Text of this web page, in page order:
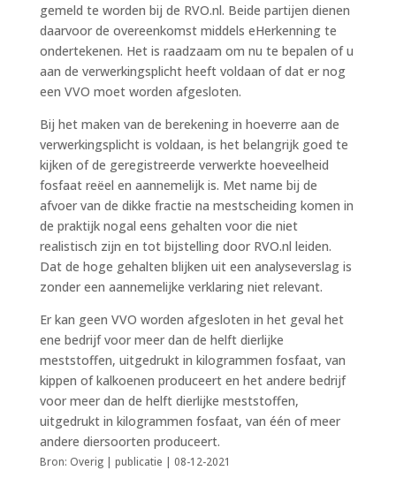
gemeld te worden bij de RVO.nl. Beide partijen dienen
daarvoor de overeenkomst middels eHerkenning te
ondertekenen. Het is raadzaam om nu te bepalen of u
aan de verwerkingsplicht heeft voldaan of dat er nog
een VVO moet worden afgesloten.
Bij het maken van de berekening in hoeverre aan de
verwerkingsplicht is voldaan, is het belangrijk goed te
kijken of de geregistreerde verwerkte hoeveelheid
fosfaat reëel en aannemelijk is. Met name bij de
afvoer van de dikke fractie na mestscheiding komen in
de praktijk nogal eens gehalten voor die niet
realistisch zijn en tot bijstelling door RVO.nl leiden.
Dat de hoge gehalten blijken uit een analyseverslag is
zonder een aannemelijke verklaring niet relevant.
Er kan geen VVO worden afgesloten in het geval het
ene bedrijf voor meer dan de helft dierlijke
meststoffen, uitgedrukt in kilogrammen fosfaat, van
kippen of kalkoenen produceert en het andere bedrijf
voor meer dan de helft dierlijke meststoffen,
uitgedrukt in kilogrammen fosfaat, van één of meer
andere diersoorten produceert.
Bron: Overig | publicatie | 08-12-2021